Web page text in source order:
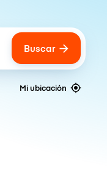
Buscar
Mi ubicación